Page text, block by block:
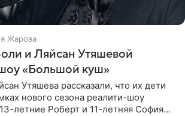
Жарова
и Ляйсан Утяшевой
«Большой куш»
Утяшева рассказали, что их дети
нового сезона реалити-шоу
летние Роберт и 11-летняя София